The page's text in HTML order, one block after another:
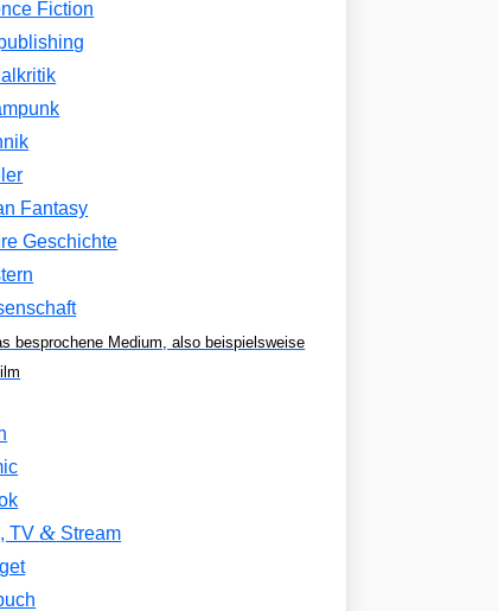
Fiction
Fantasy
Geschichte
besprochene Medium, also beispielsweise
TV& Stream